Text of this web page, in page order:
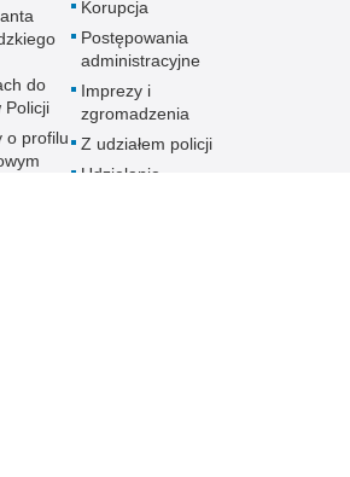
do
Policji
o profilu
Korupcja
Postępowania
administracyjne
Imprezy i
zgromadzenia
Z udziałem policji
Udzielanie